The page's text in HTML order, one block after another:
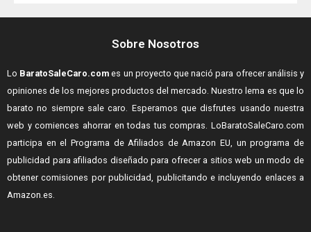
Sobre Nosotros
Lo BaratoSaleCaro.com es un proyecto que nació para ofrecer análisis y
opiniones de los mejores productos del mercado. Nuestro lema es que lo
barato no siempre sale caro. Esperamos que disfrutes usando nuestra
web y comiences ahorrar en todas tus compras. LoBaratoSaleCaro.com
participa en el Programa de Afiliados de Amazon EU, un programa de
publicidad para afiliados diseñado para ofrecer a sitios web un modo de
obtener comisiones por publicidad, publicitando e incluyendo enlaces a
Amazon.es.